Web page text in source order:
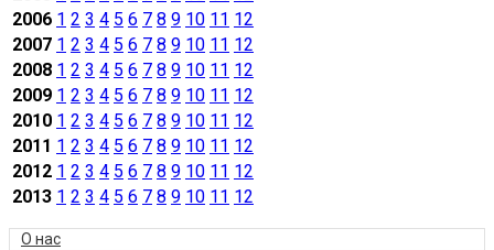
2006 1 2 3 4 5 6 7 8 9 10 11 12
2007 1 2 3 4 5 6 7 8 9 10 11 12
2008 1 2 3 4 5 6 7 8 9 10 11 12
2009 1 2 3 4 5 6 7 8 9 10 11 12
2010 1 2 3 4 5 6 7 8 9 10 11 12
2011 1 2 3 4 5 6 7 8 9 10 11 12
2012 1 2 3 4 5 6 7 8 9 10 11 12
2013 1 2 3 4 5 6 7 8 9 10 11 12
О нас